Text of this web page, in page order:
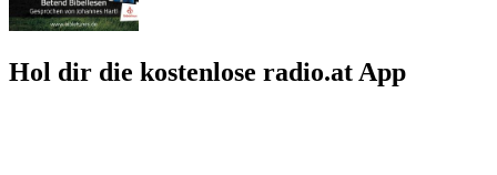
Hol dir die kostenlose radio.at App